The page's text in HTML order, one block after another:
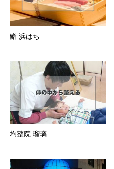
鮨 浜はち
均整院 瑠璃